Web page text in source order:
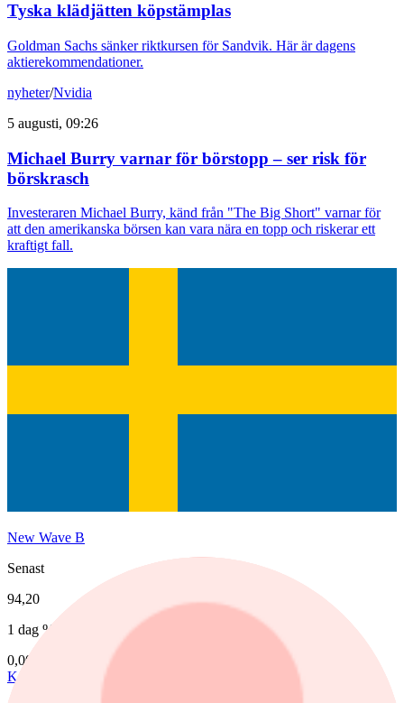
Tyska klädjätten köpstämplas
Goldman Sachs sänker riktkursen för Sandvik. Här är dagens
aktierekommendationer.
nyheter/Nvidia
5 augusti, 09:26
Michael Burry varnar för börstopp – ser risk för
börskrasch
Investeraren Michael Burry, känd från "The Big Short" varnar för
att den amerikanska börsen kan vara nära en topp och riskerar ett
kraftigt fall.
New Wave B
Senast
94,20
1 dag %
0,00%
Köp